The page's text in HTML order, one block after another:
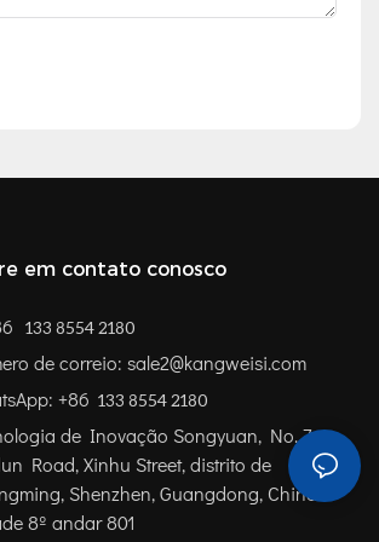
em contato conosco
133 8554 2180
de correio: sale2@kangweisi.com
+86 133 8554 2180
de Inovação Songyuan, No. 7,
Road, Xinhu Street, distrito de
Shenzhen, Guangdong, China
8º andar 801